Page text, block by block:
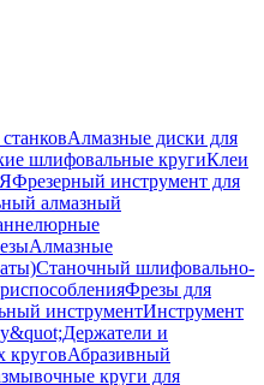
Алмазные диски для
шлифовальные кругиКлеи
Фрезерный инструмент для
алмазный
Алмазные
Станочный шлифовально-
Фрезы для
инструментИнструмент
Держатели и
круговАбразивный
круги для